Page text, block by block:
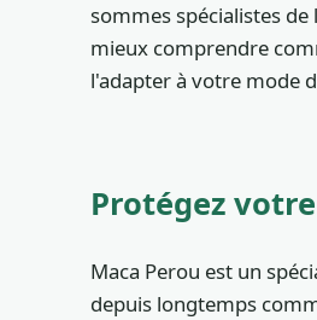
sommes spécialistes
mieux comprendre
l'adapter à votre mode
Protégez
Maca Perou est un
depuis longtemps